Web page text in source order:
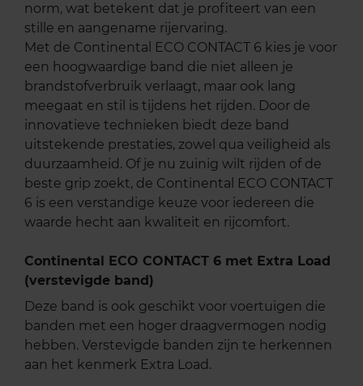
norm, wat betekent dat je profiteert van een
stille en aangename rijervaring.
Met de Continental ECO CONTACT 6 kies je voor
een hoogwaardige band die niet alleen je
brandstofverbruik verlaagt, maar ook lang
meegaat en stil is tijdens het rijden. Door de
innovatieve technieken biedt deze band
uitstekende prestaties, zowel qua veiligheid als
duurzaamheid. Of je nu zuinig wilt rijden of de
beste grip zoekt, de Continental ECO CONTACT
6 is een verstandige keuze voor iedereen die
waarde hecht aan kwaliteit en rijcomfort.
Continental ECO CONTACT 6 met Extra Load
(verstevigde band)
Deze band is ook geschikt voor voertuigen die
banden met een hoger draagvermogen nodig
hebben. Verstevigde banden zijn te herkennen
aan het kenmerk Extra Load.